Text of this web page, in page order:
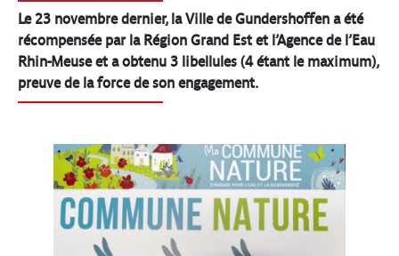
Le 23 novembre dernier, la Ville de Gundershoffen a été
récompensée par la Région Grand Est et l’Agence de l’Eau
Rhin-Meuse et a obtenu 3 libellules (4 étant le maximum),
preuve de la force de son engagement.